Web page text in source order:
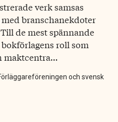
verk samsas
branschanekdoter
de mest spännande
roll som
maktcentra…
och svensk